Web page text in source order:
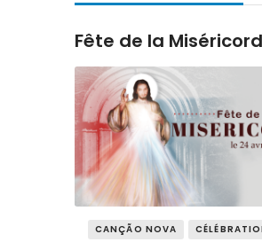
Contact
Fête de la
CANÇÃO NOVA